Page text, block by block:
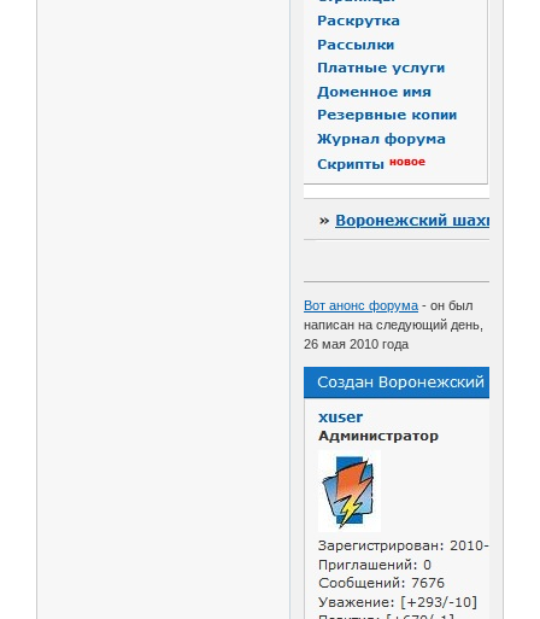
Вот анонс форума - он был
написан на следующий день,
26 мая 2010 года